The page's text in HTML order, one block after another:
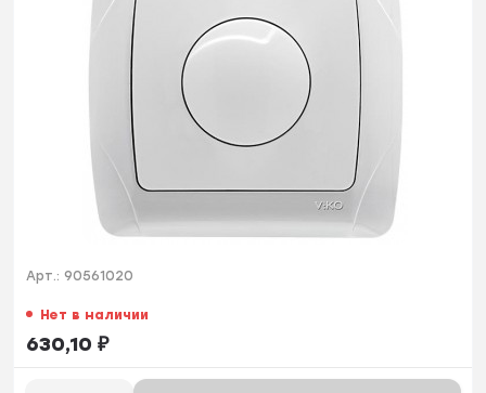
Арт.: 90561020
Нет в наличии
630,10 ₽